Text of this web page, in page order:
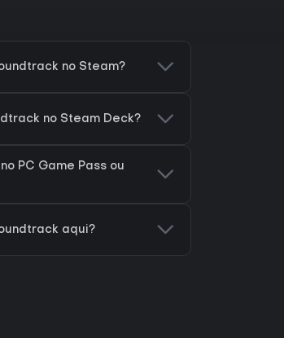
no Steam?
no Steam Deck?
PC Game Pass ou
aqui?